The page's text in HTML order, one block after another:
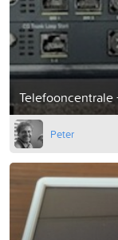
Telefooncentrale
Peter